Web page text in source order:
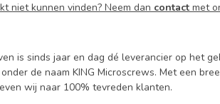
niet kunnen vinden? Neem dan contact met
is sinds jaar en dag dé leverancier op het
de naam KING Microscrews. Met een
wij naar 100% tevreden klanten.